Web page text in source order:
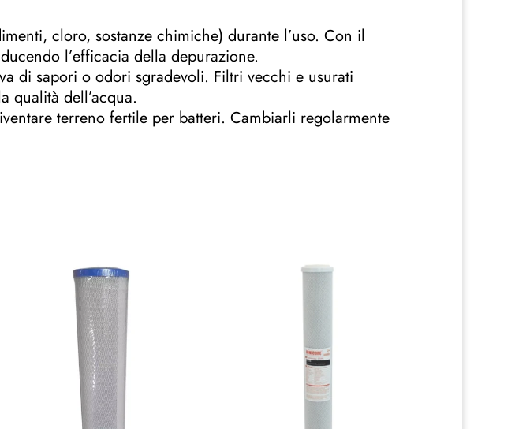
cloro, sostanze chimiche) durante l’uso. Con il
l’efficacia della depurazione.
di sapori o odori sgradevoli. Filtri vecchi e usurati
qualità dell’acqua.
terreno fertile per batteri. Cambiarli regolarmente